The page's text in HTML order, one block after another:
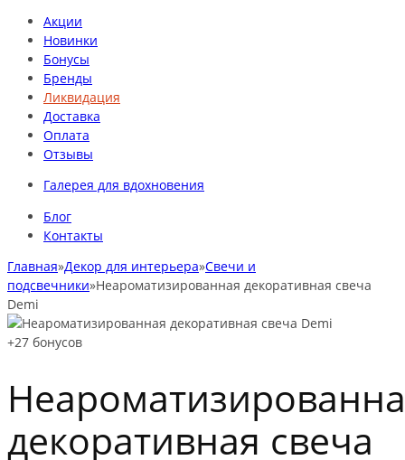
Акции
Новинки
Бонусы
Бренды
Ликвидация
Доставка
Оплата
Отзывы
Галерея для вдохновения
Блог
Контакты
Главная»Декор для интерьера»Свечи и
подсвечники»Неароматизированная декоративная свеча
Demi
+27 бонусов
декоративная свеча